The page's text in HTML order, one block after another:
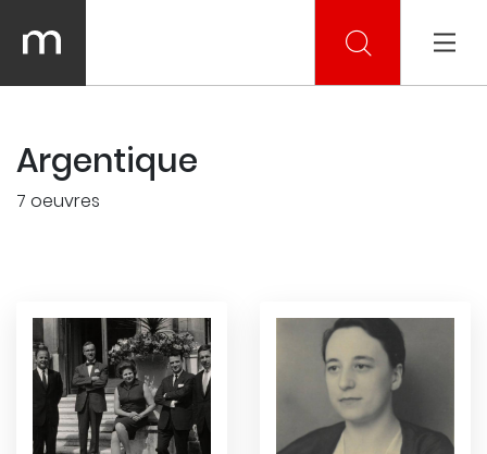
Argentique
7 oeuvres